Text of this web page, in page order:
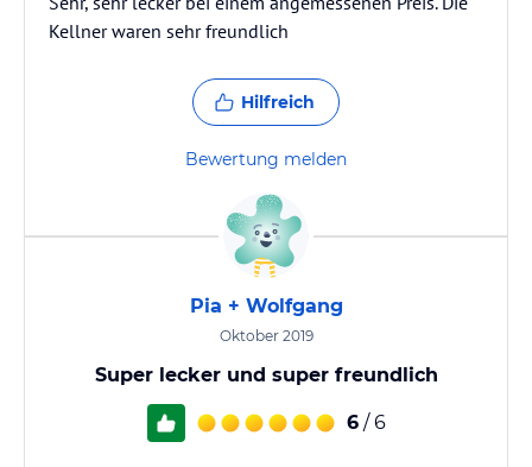
Kellner waren sehr freundlich
Hilfreich
Bewertung melden
Pia + Wolfgang
Oktober 2019
Super lecker und super freundlich
6 / 6